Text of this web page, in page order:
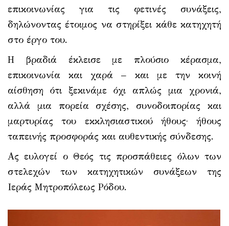
επικοινωνίας για τις φετινές συνάξεις,
δηλώνοντας έτοιμος να στηρίξει κάθε κατηχητή
στο έργο του.
Η βραδιά έκλεισε με πλούσιο κέρασμα,
επικοινωνία και χαρά – και με την κοινή
αίσθηση ότι ξεκινάμε όχι απλώς μια χρονιά,
αλλά μια πορεία σχέσης, συνοδοιπορίας και
μαρτυρίας του εκκλησιαστικού ήθους· ήθους
ταπεινής προσφοράς και αυθεντικής σύνδεσης.
Ας ευλογεί ο Θεός τις προσπάθειες όλων των
στελεχών των κατηχητικών συνάξεων της
Ιεράς Μητροπόλεως Ρόδου.